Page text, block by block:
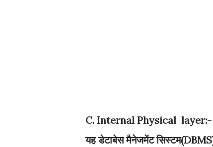
C. Internal Physical layer:-
यह डेटाबेस मैनेजमेंट